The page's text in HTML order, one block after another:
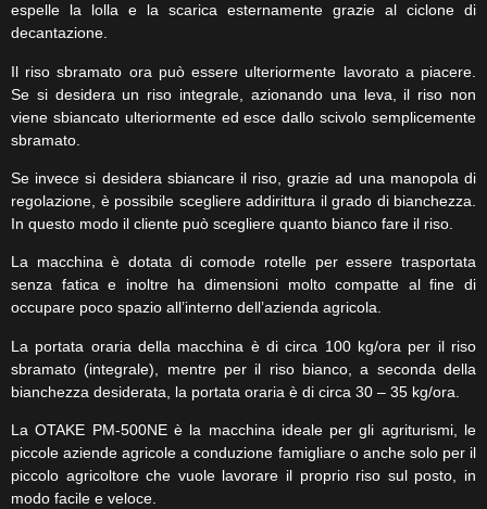
espelle la lolla e la scarica esternamente grazie al ciclone di
decantazione.
Il riso sbramato ora può essere ulteriormente lavorato a piacere.
Se si desidera un riso integrale, azionando una leva, il riso non
viene sbiancato ulteriormente ed esce dallo scivolo semplicemente
sbramato.
Se invece si desidera sbiancare il riso, grazie ad una manopola di
regolazione, è possibile scegliere addirittura il grado di bianchezza.
In questo modo il cliente può scegliere quanto bianco fare il riso.
La macchina è dotata di comode rotelle per essere trasportata
senza fatica e inoltre ha dimensioni molto compatte al fine di
occupare poco spazio all’interno dell’azienda agricola.
La portata oraria della macchina è di circa 100 kg/ora per il riso
sbramato (integrale), mentre per il riso bianco, a seconda della
bianchezza desiderata, la portata oraria è di circa 30 – 35 kg/ora.
La OTAKE PM-500NE è la macchina ideale per gli agriturismi, le
piccole aziende agricole a conduzione famigliare o anche solo per il
piccolo agricoltore che vuole lavorare il proprio riso sul posto, in
modo facile e veloce.